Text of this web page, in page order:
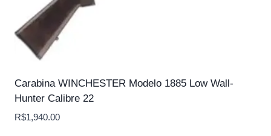
Carabina WINCHESTER Modelo 1885 Low Wall-
Hunter Calibre 22
R$1,940.00